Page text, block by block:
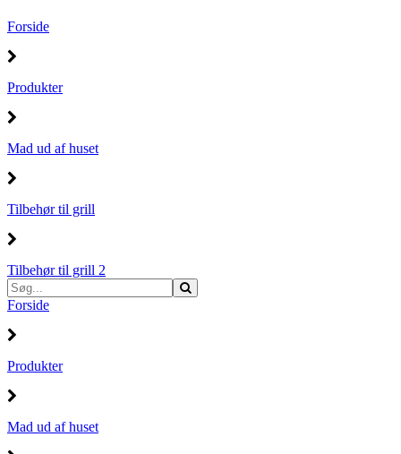
Forside
Produkter
Mad ud af huset
Tilbehør til grill
Tilbehør til grill 2
Forside
Produkter
Mad ud af huset